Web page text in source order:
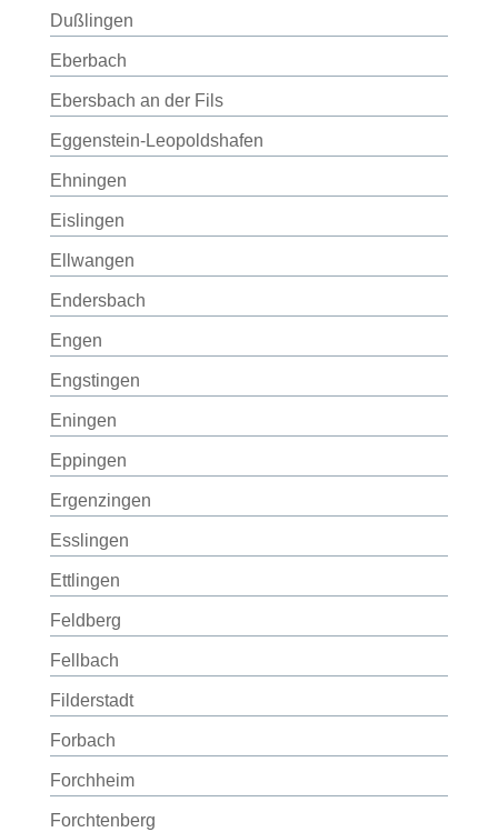
Dußlingen
Eberbach
Ebersbach an der Fils
Eggenstein-Leopoldshafen
Ehningen
Eislingen
Ellwangen
Endersbach
Engen
Engstingen
Eningen
Eppingen
Ergenzingen
Esslingen
Ettlingen
Feldberg
Fellbach
Filderstadt
Forbach
Forchheim
Forchtenberg